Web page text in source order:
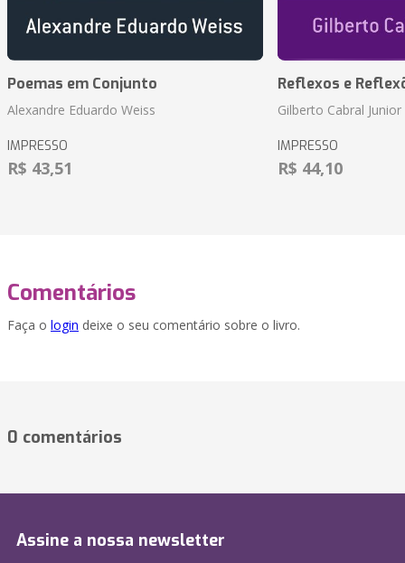
Poemas em Conjunto
Alexandre Eduardo Weiss
IMPRESSO
R$ 43,51
Reflexos e
Gilberto Cabral Junior
IMPRESSO
R$ 44,10
Comentários
Faça o login deixe o seu comentário sobre o livro.
0 comentários
Assine a nossa newsletter